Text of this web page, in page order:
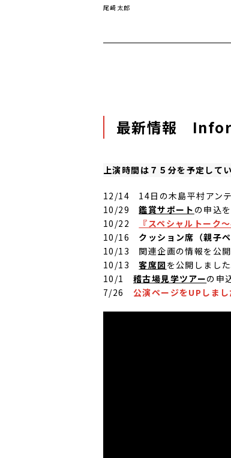
尾崎太郎
最新情報
上演時間は７５分を予定して
12/14 14日の木島平村アンテ
10/29鑑賞サポート の申込
10/22
『スペシャルトー
10/16 クッション席（親子ペ
10/13 関連企画の情報を公開
10/13客席図 を公開しました
10/1 稽古場見学ツアーの申
7/26 公演ページをUPしまし